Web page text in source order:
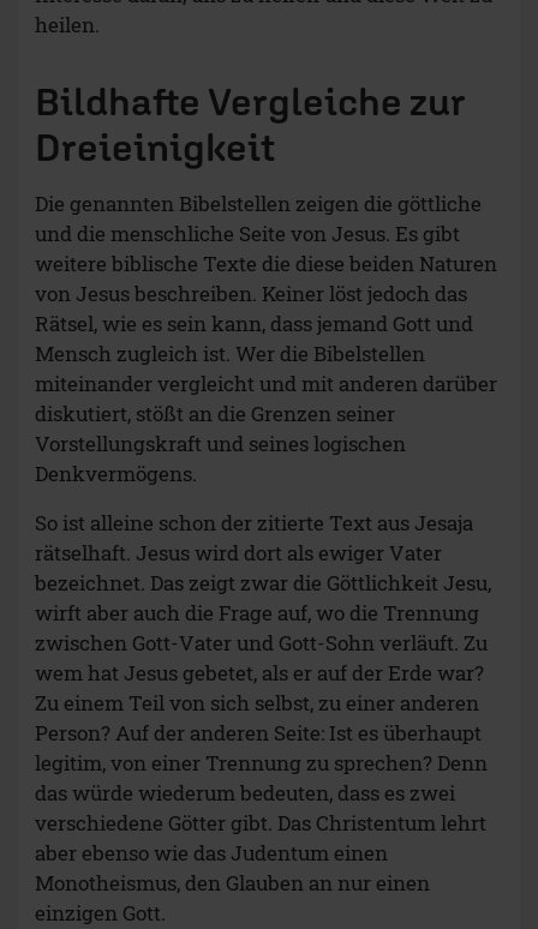
heilen.
Bildhafte Vergleiche zur
Dreieinigkeit
Die genannten Bibelstellen zeigen die göttliche
und die menschliche Seite von Jesus. Es gibt
weitere biblische Texte die diese beiden Naturen
von Jesus beschreiben. Keiner löst jedoch das
Rätsel, wie es sein kann, dass jemand Gott und
Mensch zugleich ist. Wer die Bibelstellen
miteinander vergleicht und mit anderen darüber
diskutiert, stößt an die Grenzen seiner
Vorstellungskraft und seines logischen
Denkvermögens.
So ist alleine schon der zitierte Text aus Jesaja
rätselhaft. Jesus wird dort als ewiger Vater
bezeichnet. Das zeigt zwar die Göttlichkeit Jesu,
wirft aber auch die Frage auf, wo die Trennung
zwischen Gott-Vater und Gott-Sohn verläuft. Zu
wem hat Jesus gebetet, als er auf der Erde war?
Zu einem Teil von sich selbst, zu einer anderen
Person? Auf der anderen Seite: Ist es überhaupt
legitim, von einer Trennung zu sprechen? Denn
das würde wiederum bedeuten, dass es zwei
verschiedene Götter gibt. Das Christentum lehrt
aber ebenso wie das Judentum einen
Monotheismus, den Glauben an nur einen
einzigen Gott.